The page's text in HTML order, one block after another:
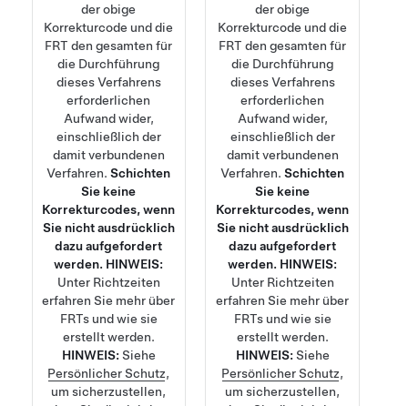
der obige
Korrekturcode und die
FRT den gesamten für
die Durchführung
dieses Verfahrens
erforderlichen
Aufwand wider,
einschließlich der
damit verbundenen
Verfahren.Schichten
Sie keine
Korrekturcodes, wenn
Sie nicht ausdrücklich
dazu aufgefordert
werden. HINWEIS:
Unter Richtzeiten
erfahren Sie mehr über
FRTs und wie sie
erstellt werden.
HINWEIS: Siehe
Persönlicher Schutz,
um sicherzustellen,
der obige
Korrekturcode und die
FRT den gesamten für
die Durchführung
dieses Verfahrens
erforderlichen
Aufwand wider,
einschließlich der
damit verbundenen
Verfahren.Schichten
Sie keine
Korrekturcodes, wenn
Sie nicht ausdrücklich
dazu aufgefordert
werden. HINWEIS:
Unter Richtzeiten
erfahren Sie mehr über
FRTs und wie sie
erstellt werden.
HINWEIS: Siehe
Persönlicher Schutz,
um sicherzustellen,